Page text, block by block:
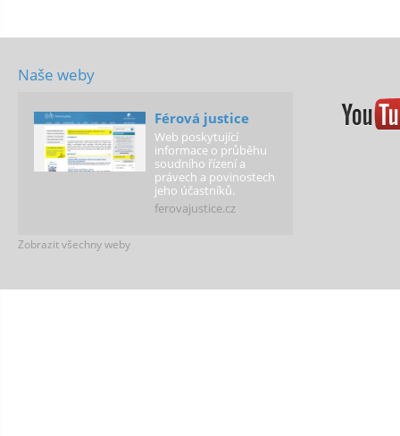
Naše weby
Férová justice
Web poskytující
informace o průběhu
soudního řízení a
právech a povinostech
jeho účastníků.
ferovajustice.cz
Férová škola
Zobrazit všechny weby